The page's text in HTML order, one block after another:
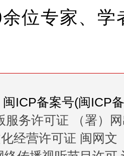
余位专家、
闽ICP备案号(闽ICP
服务许可证 （署）
经营许可证 闽网文